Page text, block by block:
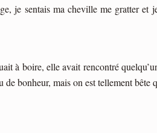
je sentais ma cheville me gratter
boire, elle avait rencontré
bonheur, mais on est tellement bête